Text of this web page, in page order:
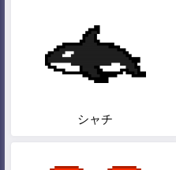
シャチ